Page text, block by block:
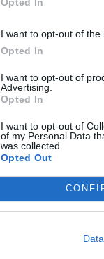
I want to opt-out of the
Opted In
I want to opt-out of
Advertising.
Opted In
I want to opt-out of
of my Personal Data
was collected.
Opted Out